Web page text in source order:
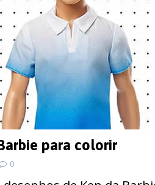
para colorir
0